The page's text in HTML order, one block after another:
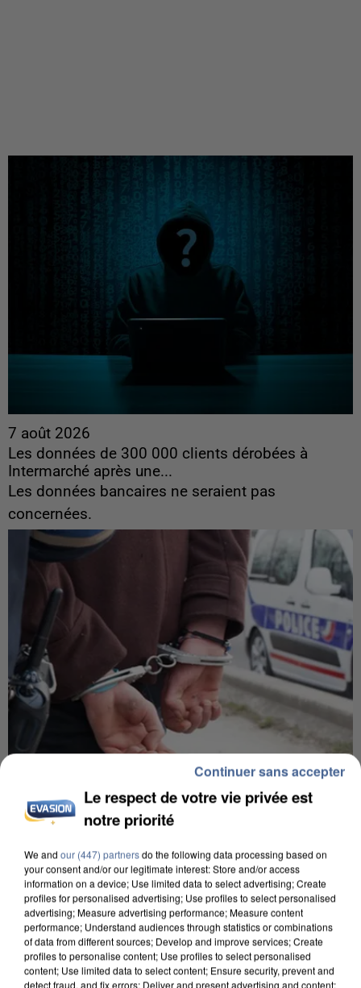
7 août 2026
Les données de 300 000 clients dérobées à
Intermarché après une...
Les données bancaires ne seraient pas
concernées.
7 août 2026
Un second cadre de la DZ Mafia interpellé en
Un cofondateur du réseau avait été interpellé
quelques jours plus tôt.
Le respect de votre vie privée est
notre priorité
We and our (447) partnersdo the following data processing based on
your consent and/or our legitimate interest: Store and/or access
information on a device; Use limited data to select advertising; Create
profiles for personalised advertising; Use profiles to select personalised
advertising; Measure advertising performance; Measure content
performance; Understand audiences through statistics or combinations
of data from different sources; Develop and improve services; Create
profiles to personalise content; Use profiles to select personalised
content; Use limited data to select content; Ensure security, prevent and
detect fraud, and fix errors; Deliver and present advertising and content;
Continuer sans accepter